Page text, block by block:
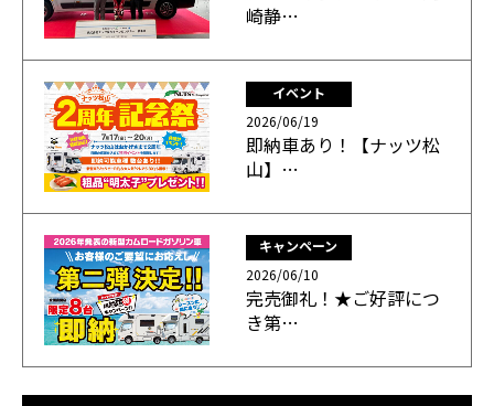
崎静…
イベント
2026/06/19
即納車あり！【ナッツ松
山】…
キャンペーン
2026/06/10
完売御礼！★ご好評につ
き第…